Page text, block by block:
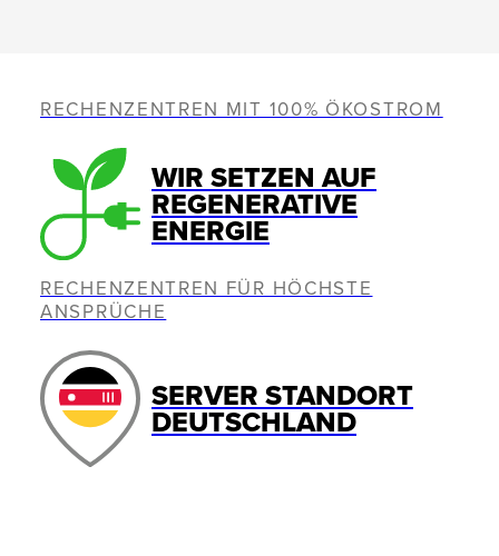
RECHENZENTREN MIT 100% ÖKOSTROM
WIR SETZEN AUF
REGENERATIVE
ENERGIE
RECHENZENTREN FÜR HÖCHSTE
ANSPRÜCHE
SERVER STANDORT
DEUTSCHLAND